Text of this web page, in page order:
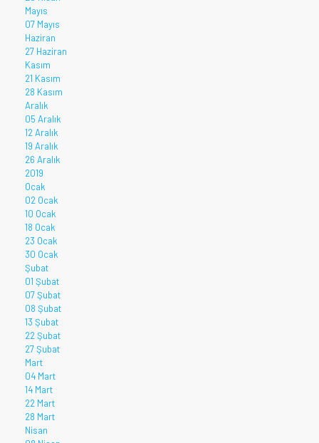
Mayıs
07 Mayıs
Haziran
27 Haziran
Kasım
21 Kasım
28 Kasım
Aralık
05 Aralık
12 Aralık
19 Aralık
26 Aralık
2019
Ocak
02 Ocak
10 Ocak
18 Ocak
23 Ocak
30 Ocak
Şubat
01 Şubat
07 Şubat
08 Şubat
13 Şubat
22 Şubat
27 Şubat
Mart
04 Mart
14 Mart
22 Mart
28 Mart
Nisan